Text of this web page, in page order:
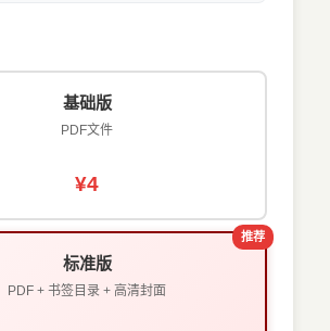
基础版
PDF文件
¥4
推荐
标准版
PDF + 书签目录 + 高清封面